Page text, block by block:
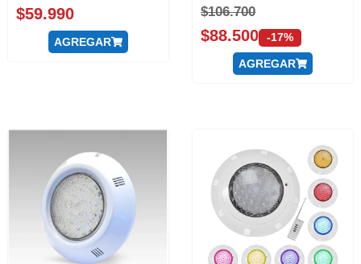
$59.990
AGREGAR
$106.700
$88.500 -17%
AGREGAR